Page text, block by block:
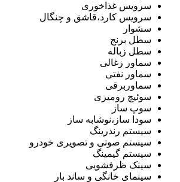
سرویس غذاخوری
سرویس کارد،قاشق و چنگال
سشوار
سطل برنج
سطل زباله
سماور زغالی
سماور نفتی
سماوربرقی
سوئیچ رومیزی
سوپ ساز
سودا ساز،نوشابه ساز
سیستم رندرینگ
سیستم صوتی و تصویری خودرو
سیستم گیمینگ
سینک ظرفشویی
سینمای خانگی و ساند بار